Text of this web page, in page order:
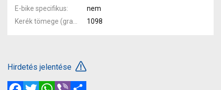
E-bike specifikus
nem
1098
Hirdetés jelentése
FacebookTwitterWhatsApp
Viber